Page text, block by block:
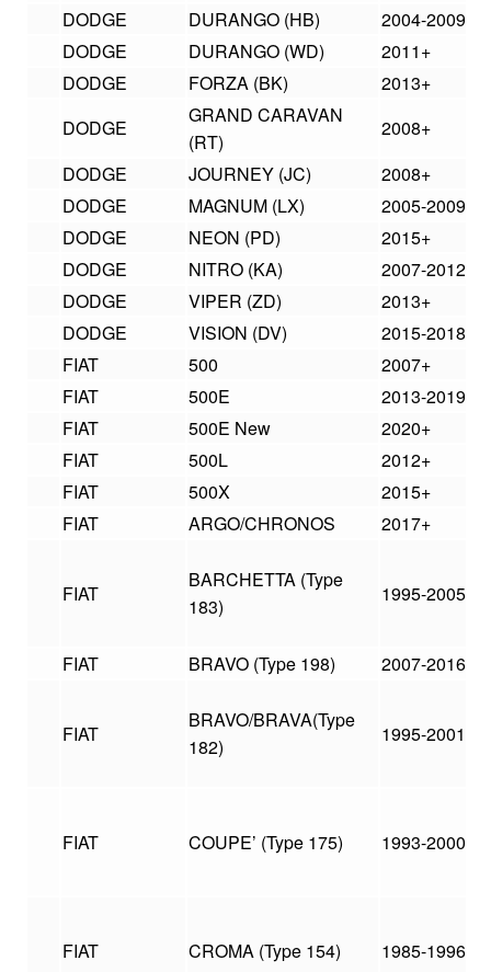
DODGE
DURANGO (HB) 2004-2009
DODGE
DURANGO (WD) 2011+
DODGE
FORZA (BK) 2013+
DODGE
GRAND CARAVAN
(RT)
2008+
DODGE
JOURNEY (JC) 2008+
DODGE
MAGNUM (LX) 2005-2009
DODGE
NEON (PD) 2015+
DODGE
NITRO (KA) 2007-2012
DODGE
VIPER (ZD) 2013+
DODGE
VISION (DV) 2015-2018
FIAT
500 2007+
FIAT
500E 2013-2019
FIAT
500E New 2020+
FIAT
500L 2012+
FIAT
500X 2015+
FIAT
ARGO/CHRONOS 2017+
FIAT
BARCHETTA (Type
183)
1995-2005
FIAT BRAVO (Type 198) 2007-2016
FIAT
BRAVO/BRAVA(Type
182)
1995-2001
FIAT COUPE’ (Type 175) 1993-2000
FIAT CROMA (Type 154) 1985-1996